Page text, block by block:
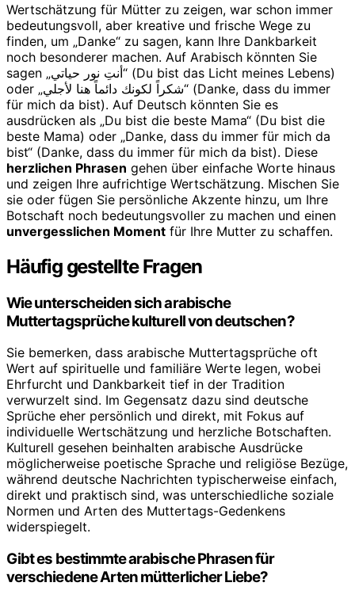
Wertschätzung für Mütter zu zeigen, war schon immer
bedeutungsvoll, aber kreative und frische Wege zu
finden, um „Danke“ zu sagen, kann Ihre Dankbarkeit
noch besonderer machen. Auf Arabisch könnten Sie
sagen „أنتِ نور حياتي“ (Du bist das Licht meines Lebens)
oder „شكراً لكونك دائماً هنا لأجلي“ (Danke, dass du immer
für mich da bist). Auf Deutsch könnten Sie es
ausdrücken als „Du bist die beste Mama“ (Du bist die
beste Mama) oder „Danke, dass du immer für mich da
bist“ (Danke, dass du immer für mich da bist). Diese
herzlichen Phrasen gehen über einfache Worte hinaus
und zeigen Ihre aufrichtige Wertschätzung. Mischen Sie
sie oder fügen Sie persönliche Akzente hinzu, um Ihre
Botschaft noch bedeutungsvoller zu machen und einen
unvergesslichen Moment für Ihre Mutter zu schaffen.
Häufig gestellte Fragen
Wie unterscheiden sich arabische
Muttertagsprüche kulturell von deutschen?
Sie bemerken, dass arabische Muttertagsprüche oft
Wert auf spirituelle und familiäre Werte legen, wobei
Ehrfurcht und Dankbarkeit tief in der Tradition
verwurzelt sind. Im Gegensatz dazu sind deutsche
Sprüche eher persönlich und direkt, mit Fokus auf
individuelle Wertschätzung und herzliche Botschaften.
Kulturell gesehen beinhalten arabische Ausdrücke
möglicherweise poetische Sprache und religiöse Bezüge,
während deutsche Nachrichten typischerweise einfach,
direkt und praktisch sind, was unterschiedliche soziale
Normen und Arten des Muttertags-Gedenkens
widerspiegelt.
Gibt es bestimmte arabische Phrasen für
verschiedene Arten mütterlicher Liebe?